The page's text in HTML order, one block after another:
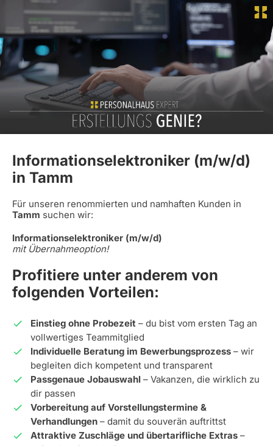
Informationselektroniker (m/w/d)
in Tamm
Für unseren renommierten und namhaften Kunden in
Tamm suchen wir:
Informationselektroniker (m/w/d)
mit Übernahmeoption!
Profitiere unter anderem von
folgenden Vorteilen:
Einstieg ohne Probezeit – du bist vom ersten Tag an
vollwertiges Teammitglied
Individuelle Beratung im Bewerbungsprozess – wir
begleiten dich kompetent und transparent
Passgenaue Jobauswahl – Vakanzen, die wirklich zu
dir passen
Vorbereitung auf Vorstellungstermine &
Verhandlungen – damit du souverän auftrittst
Attraktive Zuschläge und übertarifliche Extras –